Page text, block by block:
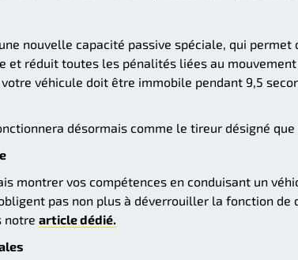
nouvelle capacité passive spéciale, qui
et réduit toutes les pénalités liées au
véhicule doit être immobile pendant 9,5
désormais comme le tireur désigné
montrer vos compétences en conduisant un
pas non plus à déverrouiller la fonction de
notre article dédié.